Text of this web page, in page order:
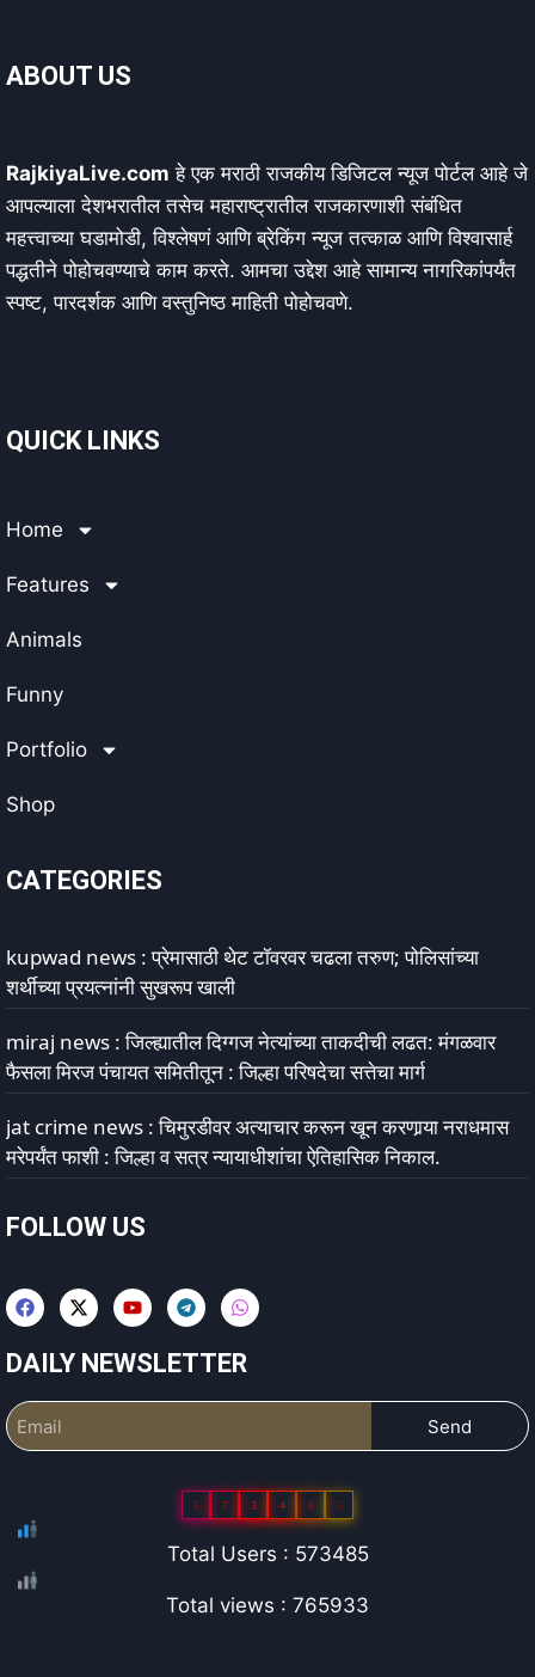
ABOUT US
RajkiyaLive.com हे एक मराठी राजकीय डिजिटल न्यूज पोर्टल आहे जे
आपल्याला देशभरातील तसेच महाराष्ट्रातील राजकारणाशी संबंधित
महत्त्वाच्या घडामोडी, विश्लेषणं आणि ब्रेकिंग न्यूज तत्काळ आणि विश्वासार्ह
पद्धतीने पोहोचवण्याचे काम करते. आमचा उद्देश आहे सामान्य नागरिकांपर्यंत
स्पष्ट, पारदर्शक आणि वस्तुनिष्ठ माहिती पोहोचवणे.
QUICK LINKS
Home
Features
Animals
Funny
Portfolio
Shop
CATEGORIES
kupwad news : प्रेमासाठी थेट टॉवरवर चढला तरुण; पोलिसांच्या
शर्थीच्या प्रयत्नांनी सुखरूप खाली
miraj news : जिल्ह्यातील दिग्गज नेत्यांच्या ताकदीची लढत: मंगळवार
फैसला मिरज पंचायत समितीतून : जिल्हा परिषदेचा सत्तेचा मार्ग
jat crime news : चिमुरडीवर अत्याचार करून खून करणार्‍या नराधमास
मरेपर्यंत फाशी : जिल्हा व सत्र न्यायाधीशांचा ऐतिहासिक निकाल.
FOLLOW US
DAILY NEWSLETTER
Send
5 7 3 4 8 5
Total Users : 573485
Total views : 765933